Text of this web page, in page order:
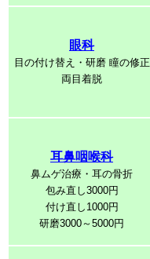
眼科
目の付け替え・研磨 瞳の修正
両目着脱
耳鼻咽喉科
鼻ムゲ治療・耳の骨折
包み直し3000円
付け直し1000円
研磨3000～5000円